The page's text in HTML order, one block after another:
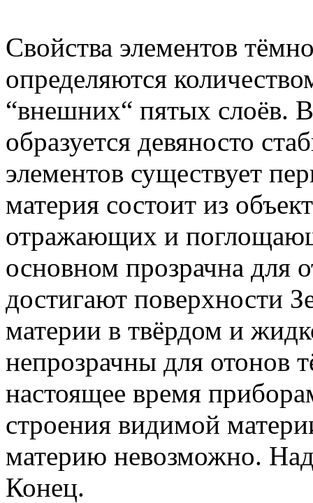
Свойства элементов
определяются
“внешних“ пятых слоёв.
образуется девяносто
элементов существует
материя состоит из
отражающих и
основном прозрачна для
достигают поверхности
материи в твёрдом и
непрозрачны для
настоящее время
строения видимой
материю невозможно.
Конец.